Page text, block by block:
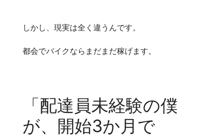
しかし、現実は全く違うんです。
都会でバイクならまだまだ稼げます。
「配達員未経験の僕
が、開始3か月で